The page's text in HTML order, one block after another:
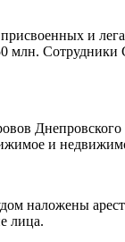
и
млн.
и
наложены
лица.